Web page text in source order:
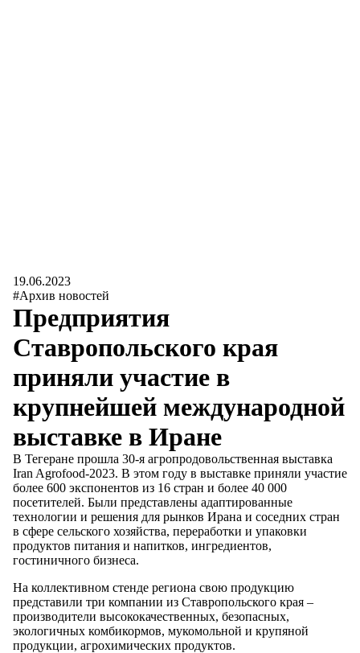
19.06.2023
#Архив новостей
Предприятия
Ставропольского края
приняли участие в
крупнейшей международной
выставке в Иране
В Тегеране прошла 30-я агропродовольственная выставка
Iran Agrofood-2023. В этом году в выставке приняли участие
более 600 экспонентов из 16 стран и более 40 000
посетителей. Были представлены адаптированные
технологии и решения для рынков Ирана и соседних стран
в сфере сельского хозяйства, переработки и упаковки
продуктов питания и напитков, ингредиентов,
гостиничного бизнеса.
На коллективном стенде региона свою продукцию
представили три компании из Ставропольского края –
производители высококачественных, безопасных,
экологичных комбикормов, мукомольной и крупяной
продукции, агрохимических продуктов.